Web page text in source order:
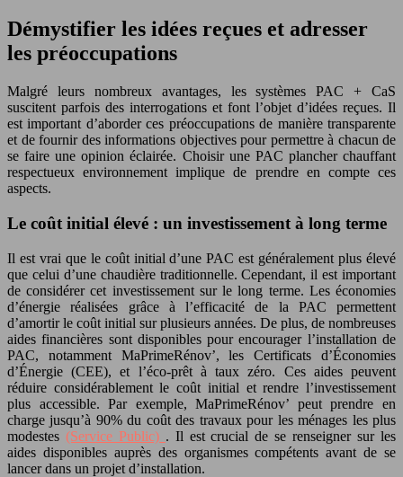
Démystifier les idées reçues et adresser
les préoccupations
Malgré leurs nombreux avantages, les systèmes PAC + CaS
suscitent parfois des interrogations et font l’objet d’idées reçues. Il
est important d’aborder ces préoccupations de manière transparente
et de fournir des informations objectives pour permettre à chacun de
se faire une opinion éclairée. Choisir une PAC plancher chauffant
respectueux environnement implique de prendre en compte ces
aspects.
Le coût initial élevé : un investissement à long terme
Il est vrai que le coût initial d’une PAC est généralement plus élevé
que celui d’une chaudière traditionnelle. Cependant, il est important
de considérer cet investissement sur le long terme. Les économies
d’énergie réalisées grâce à l’efficacité de la PAC permettent
d’amortir le coût initial sur plusieurs années. De plus, de nombreuses
aides financières sont disponibles pour encourager l’installation de
PAC, notamment MaPrimeRénov’, les Certificats d’Économies
d’Énergie (CEE), et l’éco-prêt à taux zéro. Ces aides peuvent
réduire considérablement le coût initial et rendre l’investissement
plus accessible. Par exemple, MaPrimeRénov’ peut prendre en
charge jusqu’à 90% du coût des travaux pour les ménages les plus
modestes (Service Public) . Il est crucial de se renseigner sur les
aides disponibles auprès des organismes compétents avant de se
lancer dans un projet d’installation.